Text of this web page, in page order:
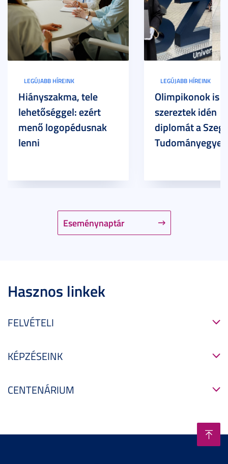
Eseménynaptár
LEGÚJABB HÍREINK
Hiányszakma, tele
lehetőséggel: ezért
menő logopédusnak
lenni
LEGÚJABB HÍREINK
Olimpikonok is
szereztek idén
diplomát a
Hasznos linkek
FELVÉTELI
KÉPZÉSEINK
CENTENÁRIUM